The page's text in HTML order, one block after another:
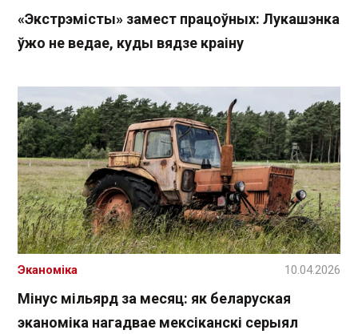
«Экстрэмісты» замест працоўных: Лукашэнка
ўжо не ведае, куды вядзе краіну
Мінус мільярд за месяц: як беларуская
эканоміка нагадвае мексіканскі серыял
Эканоміка 10.04.2026